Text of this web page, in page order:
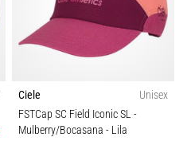
Ciele
Unisex
FSTCap SC Field Iconic SL -
Mulberry/Bocasana - Lila